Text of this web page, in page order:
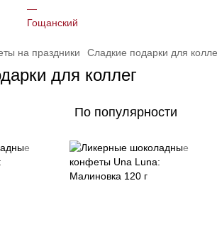
на праздники Сладкие подарки для
для коллег
По популярности